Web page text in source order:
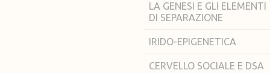
LA GENESI E GLI ELEMENTI
DI SEPARAZIONE
IRIDO-EPIGENETICA
CERVELLO SOCIALE E DSA